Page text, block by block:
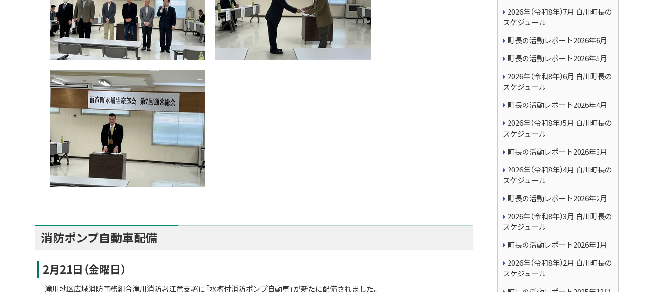
消防ポンプ自動車配備
2月21日（金曜日）
滝川地区広域消防事務組合滝川消防署江竜支署に「水槽付消防ポンプ自動車」が新たに配備されました。
2026年（令和8年）7月 白川町長の
スケジュール
町長の活動レポート2026年6月
町長の活動レポート2026年5月
2026年（令和8年）6月 白川町長の
スケジュール
町長の活動レポート2026年4月
2026年（令和8年）5月 白川町長の
スケジュール
町長の活動レポート2026年3月
2026年（令和8年）4月 白川町長の
スケジュール
町長の活動レポート2026年2月
2026年（令和8年）3月 白川町長の
スケジュール
町長の活動レポート2026年1月
2026年（令和8年）2月 白川町長の
スケジュール